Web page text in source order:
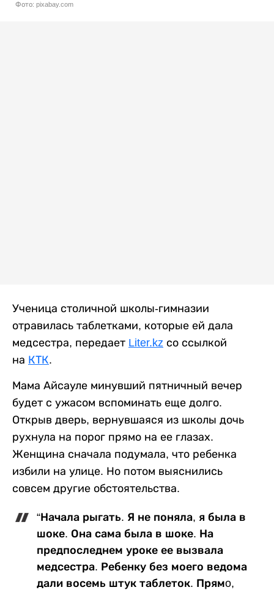
Фото: pixabay.com
Ученица столичной школы-гимназии
отравилась таблетками, которые ей дала
медсестра, передает Liter.kz со ссылкой
на КТК.
Мама Айсауле минувший пятничный вечер
будет с ужасом вспоминать еще долго.
Открыв дверь, вернувшаяся из школы дочь
рухнула на порог прямо на ее глазах.
Женщина сначала подумала, что ребенка
избили на улице. Но потом выяснились
совсем другие обстоятельства.
“Начала рыгать. Я не поняла, я была в
шоке. Она сама была в шоке. На
предпоследнем уроке ее вызвала
медсестра. Ребенку без моего ведома
дали восемь штук таблеток. Прямo,